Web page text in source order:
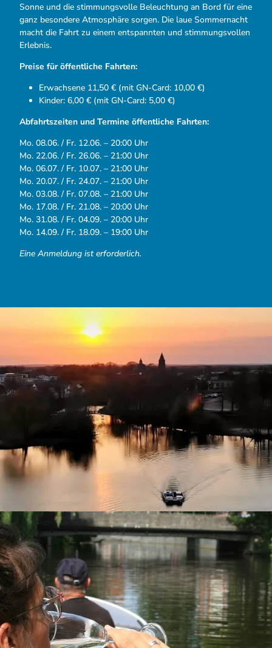
Sonne und die stimmungsvolle Beleuchtung an Bord für eine
ganz besondere Atmosphäre sorgen. Die laue Sommernacht
macht die Fahrt zu einem entspannten und stimmungsvollen
Erlebnis.
Preise für öffentliche Fahrten:
Erwachsene 11,50 € (mit GN-Card: 10,00 €)
Kinder: 6,00 € (mit GN-Card: 5,00 €)
Abfahrtszeiten und Termine öffentliche Fahrten:
Mo. 08.06. / Fr. 12.06. – 20:00 Uhr
Mo. 22.06. / Fr. 26.06. – 21:00 Uhr
Mo. 06.07. / Fr. 10.07. – 21:00 Uhr
Mo. 20.07. / Fr. 24.07. – 21:00 Uhr
Mo. 03.08. / Fr. 07.08. – 21:00 Uhr
Mo. 17.08. / Fr. 21.08. – 20:00 Uhr
Mo. 31.08. / Fr. 04.09. – 20:00 Uhr
Mo. 14.09. / Fr. 18.09. – 19:00 Uhr
Eine Anmeldung ist erforderlich.